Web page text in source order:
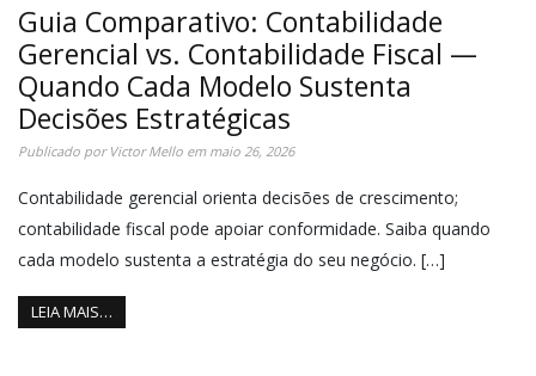
Guia Comparativo: Contabilidade
Gerencial vs. Contabilidade Fiscal —
Quando Cada Modelo Sustenta
Decisões Estratégicas
Publicado por Victor Mello em maio 26, 2026
Contabilidade gerencial orienta decisões de crescimento;
contabilidade fiscal pode apoiar conformidade. Saiba quando
cada modelo sustenta a estratégia do seu negócio. […]
LEIA MAIS…